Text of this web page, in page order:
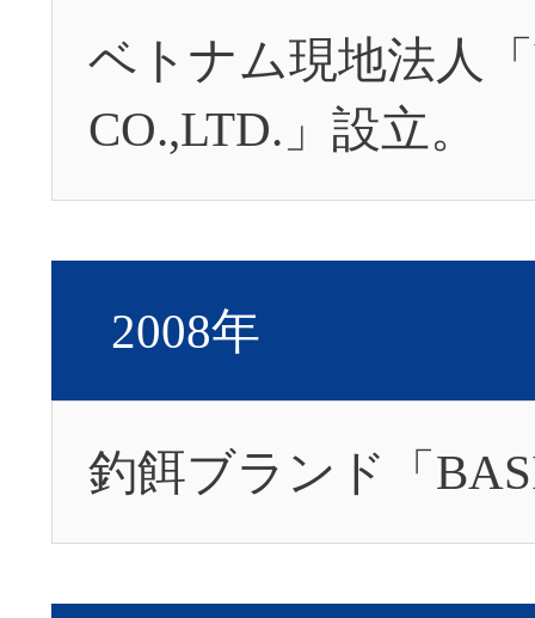
ベトナム現地法人
CO.,LTD.」設立。
2008年
釣餌ブランド「